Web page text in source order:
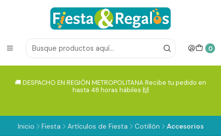
0
🚚 DESPACHO EN REGIÓN METROPOLITANA Recibe tu pedido en
hasta 48 horas hábiles 🙌
Inicio Fiesta Artículos de Fiesta Cotillón Accesorios